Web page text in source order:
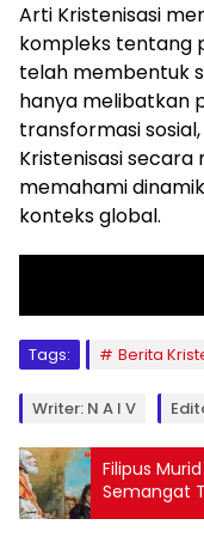
Arti Kristenisasi
kompleks tentang
telah membentuk
hanya melibatkan
transformasi
Kristenisasi
memahami
konteks global.
Tags: Berita
Writer: N A I V
Filipus
Semangat